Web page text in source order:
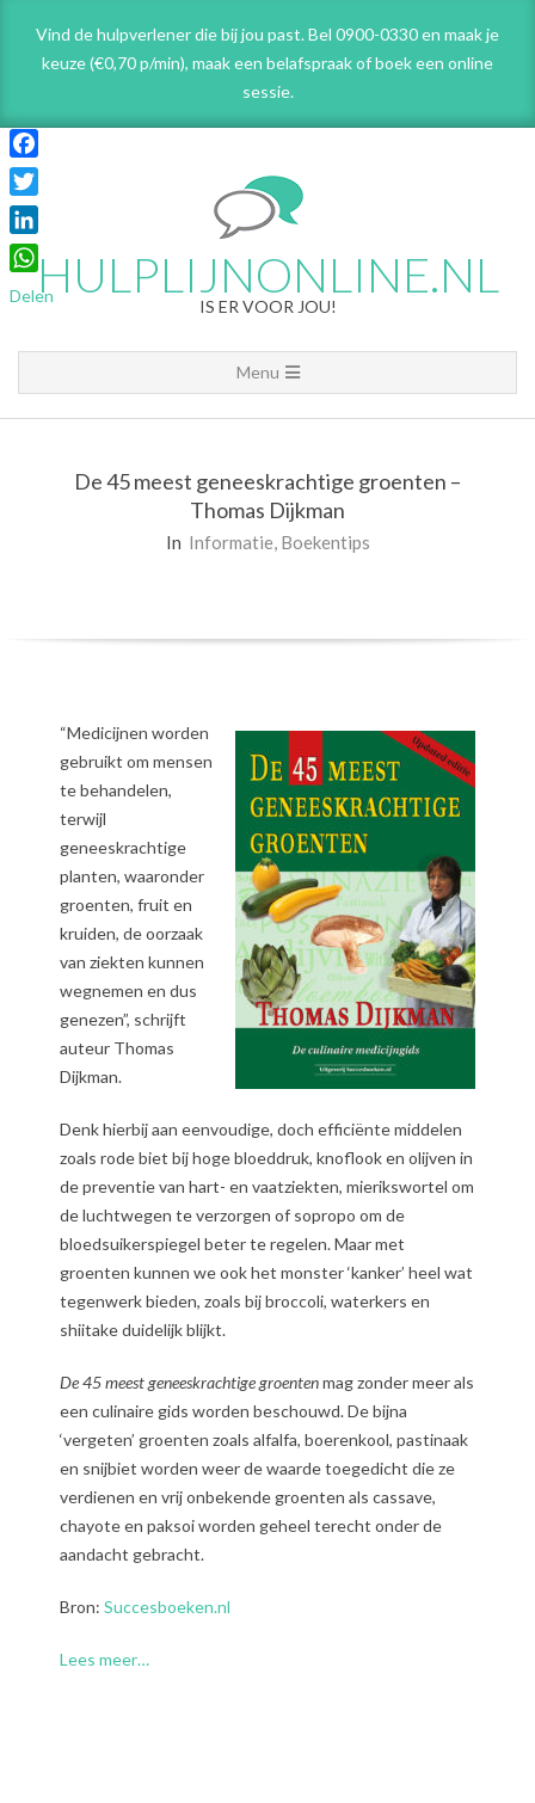
content
Vind de hulpverlener die bij jou past. Bel 0900-0330 en maak je
keuze (€0,70 p/min), maak een belafspraakof boek een online
sessie.
HULPLIJNONLINE.NL
IS ER VOOR JOU!
Navigation
Menu
Menu
De 45 meest geneeskrachtige groenten –
Thomas Dijkman
In Informatie, Boekentips
“Medicijnen worden
gebruikt om mensen
te behandelen,
terwijl
geneeskrachtige
planten, waaronder
groenten, fruit en
kruiden, de oorzaak
van ziekten kunnen
wegnemen en dus
genezen”, schrijft
auteur Thomas
Dijkman.
Denk hierbij aan eenvoudige, doch efficiënte middelen
zoals rode biet bij hoge bloeddruk, knoflook en olijven in
de preventie van hart- en vaatziekten, mierikswortel om
de luchtwegen te verzorgen of sopropo om de
bloedsuikerspiegel beter te regelen. Maar met
groenten kunnen we ook het monster ‘kanker’ heel wat
tegenwerk bieden, zoals bij broccoli, waterkers en
shiitake duidelijk blijkt.
De 45 meest geneeskrachtige groentenmag zonder meer als
een culinaire gids worden beschouwd. De bijna
‘vergeten’ groenten zoals alfalfa, boerenkool, pastinaak
en snijbiet worden weer de waarde toegedicht die ze
verdienen en vrij onbekende groenten als cassave,
chayote en paksoi worden geheel terecht onder de
aandacht gebracht.
Bron: Succesboeken.nl
Lees meer…
Facebook
Twitter
LinkedIn
WhatsApp
Delen